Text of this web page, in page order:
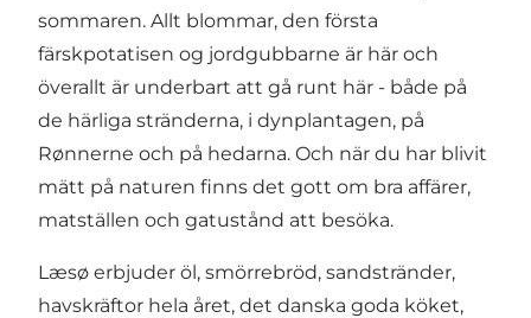
sommaren. Allt blommar, den första
färskpotatisen og jordgubbarne är här och
överallt är underbart att gå runt här - både på
de härliga stränderna, i dynplantagen, på
Rønnerne och på hedarna. Och när du har blivit
mätt på naturen finns det gott om bra affärer,
matställen och gatustånd att besöka.
Læsø erbjuder öl, smörrebröd, sandstränder,
havskräftor hela året, det danska goda köket,